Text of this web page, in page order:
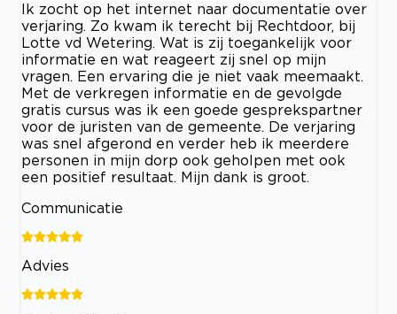
Ik zocht op het internet naar documentatie over
verjaring. Zo kwam ik terecht bij Rechtdoor, bij
Lotte vd Wetering. Wat is zij toegankelijk voor
informatie en wat reageert zij snel op mijn
vragen. Een ervaring die je niet vaak meemaakt.
Met de verkregen informatie en de gevolgde
gratis cursus was ik een goede gesprekspartner
voor de juristen van de gemeente. De verjaring
was snel afgerond en verder heb ik meerdere
personen in mijn dorp ook geholpen met ook
een positief resultaat. Mijn dank is groot.
Communicatie
Advies